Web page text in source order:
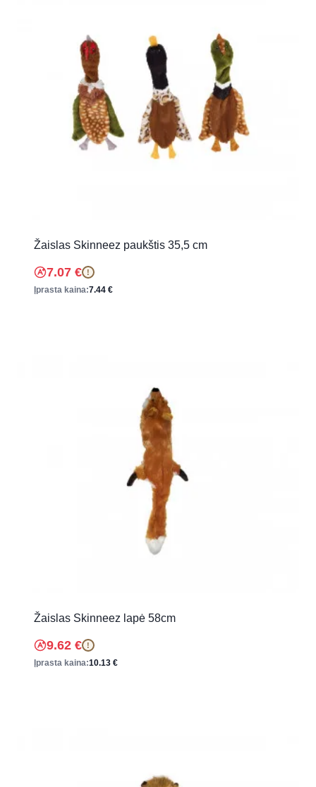
Žaislas Skinneez paukštis 35,5 cm
7.07 € !
Įprasta kaina:7.44 €
Žaislas Skinneez lapė 58cm
9.62 € !
Įprasta kaina:10.13 €